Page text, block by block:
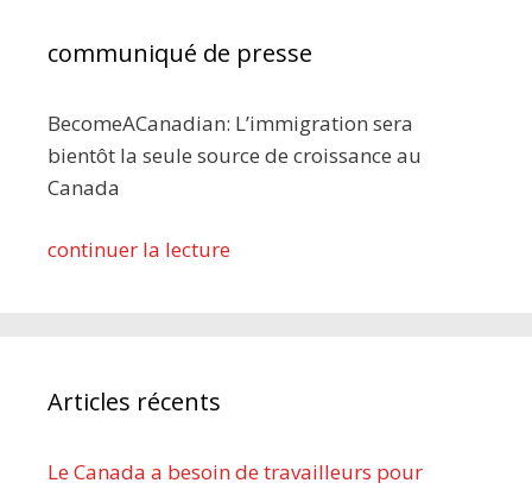
communiqué de presse
BecomeACanadian: L’immigration sera
bientôt la seule source de croissance au
Canada
continuer la lecture
Articles récents
Le Canada a besoin de travailleurs pour